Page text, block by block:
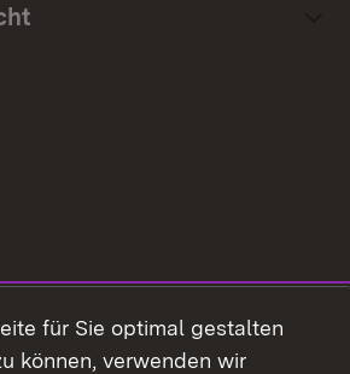
für Sie optimal gestalten
können, verwenden wir